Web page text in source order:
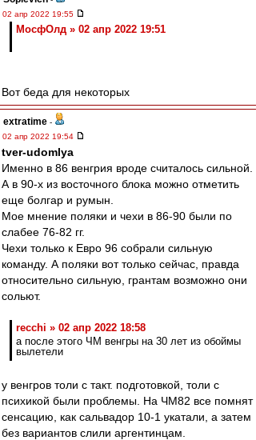
02 апр 2022 19:55
МосфОлд » 02 апр 2022 19:51
Вот беда для некоторых
extratime -
02 апр 2022 19:54
tver-udomlya
Именно в 86 венгрия вроде считалось сильной.
А в 90-х из восточного блока можно отметить
еще болгар и румын.
Мое мнение поляки и чехи в 86-90 были по
слабее 76-82 гг.
Чехи только к Евро 96 собрали сильную
команду. А поляки вот только сейчас, правда
относительно сильную, грантам возможно они
сольют.
recchi » 02 апр 2022 18:58
а после этого ЧМ венгры на 30 лет из обоймы
вылетели
у венгров толи с такт. подготовкой, толи с
психикой были проблемы. На ЧМ82 все помнят
сенсацию, как сальвадор 10-1 укатали, а затем
без вариантов слили аргентинцам.